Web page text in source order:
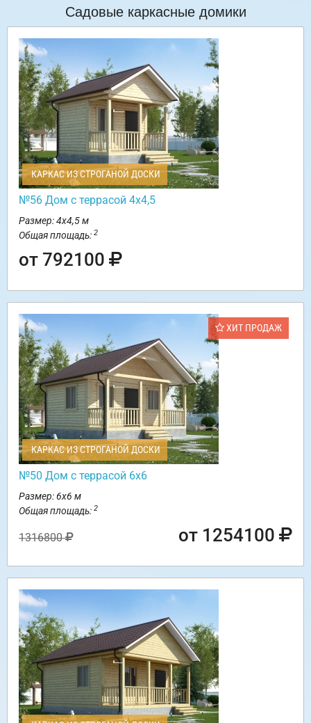
Садовые каркасные домики
КАРКАС ИЗ СТРОГАНОЙ ДОСКИ
№56 Дом с террасой 4х4,5
Размер: 4х4,5 м
Общая площадь: 2
от 792100
ХИТ ПРОДАЖ
КАРКАС ИЗ СТРОГАНОЙ ДОСКИ
№50 Дом с террасой 6х6
Размер: 6х6 м
Общая площадь: 2
1316800 от 1254100